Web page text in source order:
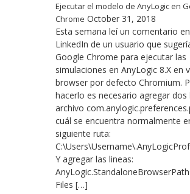
Ejecutar el modelo de AnyLogic en
Chrome October 31, 2018
Esta semana leí un comentario en
LinkedIn de un usuario que
Google Chrome para ejecutar las
simulaciones en AnyLogic 8.X en
browser por defecto Chromium.
hacerlo es necesario agregar dos
archivo
cuál se encuentra normalmente
siguiente ruta:
Y agregar las lineas:
Files […]